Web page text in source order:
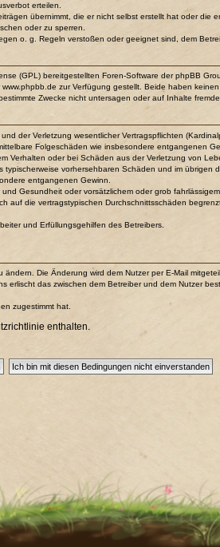
erteilen.
übernimmt, die er nicht selbst erstellt hat oder die
oder zu sperren.
o. g. Regeln verstoßen oder geeignet sind, dem
(GPL) bereitgestellten Foren-Software der phpBB
zur Verfügung gestellt. Beide haben
Zwecke nicht untersagen oder auf Inhalte
der Verletzung wesentlicher Vertragspflichten
Folgeschäden wie insbesondere entgangenen
Verhalten oder bei Schäden aus der Verletzung von
vorhersehbaren Schäden und im übrigen
entgangenen Gewinn.
Gesundheit oder vorsätzlichem oder grob
auf die vertragstypischen Durchschnittsschäden
und Erfüllungsgehilfen des Betreibers.
Die Änderung wird dem Nutzer per E-Mail
erlischt das zwischen dem Betreiber und dem Nutzer
zugestimmt hat.
enthalten.